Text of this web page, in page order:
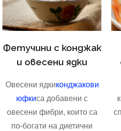
Фетучини с конджак
и овесени ядки
Овесени ядкиконджакови
юфкиса добавени с
овесени фибри, които са
по-богати на диетични